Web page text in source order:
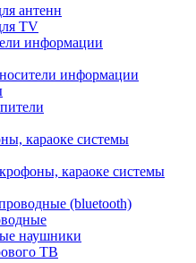
антенн
TV
информации
информации
караоке системы
караоке системы
(bluetooth)
наушники
ТВ